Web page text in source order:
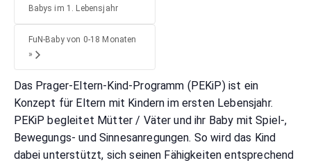
Babys im 1. Lebensjahr
FuN-Baby von 0-18 Monaten
»
Das Prager-Eltern-Kind-Programm (PEKiP) ist ein
Konzept für Eltern mit Kindern im ersten Lebensjahr.
PEKiP begleitet Mütter / Väter und ihr Baby mit Spiel-,
Bewegungs- und Sinnesanregungen. So wird das Kind
dabei unterstützt, sich seinen Fähigkeiten entsprechend